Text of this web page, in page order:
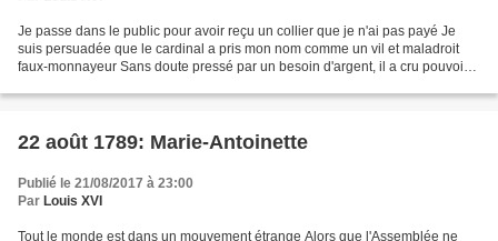
Je passe dans le public pour avoir reçu un collier que je n'ai pas payé Je
suis persuadée que le cardinal a pris mon nom comme un vil et maladroit
faux-monnayeur Sans doute pressé par un besoin d'argent, il a cru pouvoir
22 août 1789: Marie-Antoinette
Publié le 21/08/2017 à 23:00
Par Louis XVI
Tout le monde est dans un mouvement étrange Alors que l'Assemblée ne